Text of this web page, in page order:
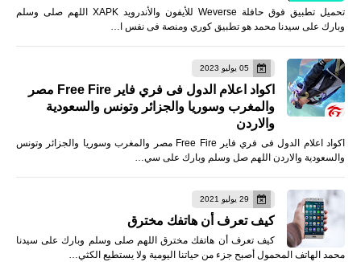
تحميل تطبيق فوق حافلة Weverse للأيفون والأندرويد XAPK اللهم صلى وسلم
وبارك على سيدنا محمد هو تطبيق كوري ومنصة فى نفس ا…
05 يوليو 2023
اكواد اعلام الدول فى فري فاير Free Fire مصر
والمغرب وسوريا والجزائر وتونس والسعودية
والاردن
اكواد اعلام الدول فى فري فاير Free Fire مصر والمغرب وسوريا والجزائر وتونس
والسعودية والاردن اللهم صل وسلم وبارك على سي…
29 يوليو 2021
كيف تعرف أن هاتفك مخترق
كيف تعرف أن هاتفك مخترق اللهم صلى وسلم وبارك على سيدنا
محمد الهاتف المحمول أصبح جزء من حياتنا اليومية ولا يستطيع الكثي…